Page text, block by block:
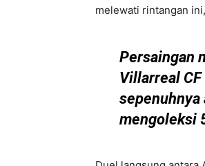
melewati rintangan
Persaingan
Villarreal
sepenuhnya
mengoleksi